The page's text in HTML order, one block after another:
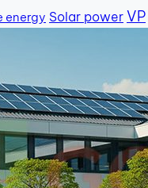
energy Solar power VP